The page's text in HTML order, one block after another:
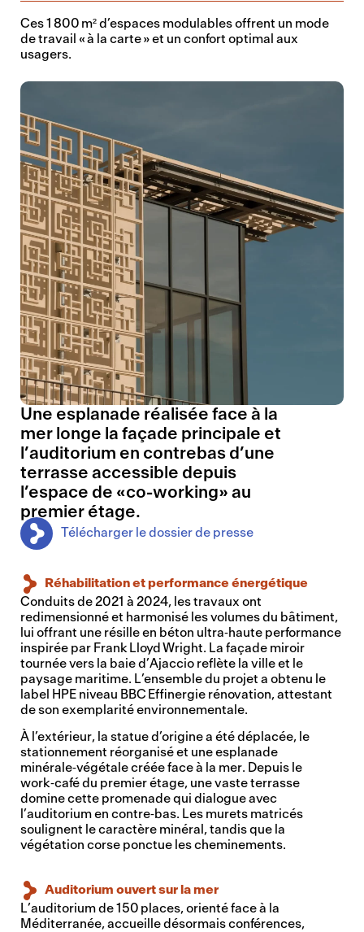
Ces 1 800 m² d’espaces modulables offrent un mode
de travail « à la carte » et un confort optimal aux
usagers.
Une esplanade réalisée face à la
mer longe la façade principale et
l’auditorium en contrebas d’une
terrasse accessible depuis
l’espace de «co-working» au
premier étage.
Télécharger le dossier de presse
Réhabilitation et performance énergétique
Conduits de 2021 à 2024, les travaux ont
redimensionné et harmonisé les volumes du bâtiment,
lui offrant une résille en béton ultra‑haute performance
inspirée par Frank Lloyd Wright. La façade miroir
tournée vers la baie d’Ajaccio reflète la ville et le
paysage maritime. L’ensemble du projet a obtenu le
label HPE niveau BBC Effinergie rénovation, attestant
de son exemplarité environnementale.
À l’extérieur, la statue d’origine a été déplacée, le
stationnement réorganisé et une esplanade
minérale‑végétale créée face à la mer. Depuis le
work‑café du premier étage, une vaste terrasse
domine cette promenade qui dialogue avec
l’auditorium en contre‑bas. Les murets matricés
soulignent le caractère minéral, tandis que la
végétation corse ponctue les cheminements.
Auditorium ouvert sur la mer
L’auditorium de 150 places, orienté face à la
Méditerranée, accueille désormais conférences,